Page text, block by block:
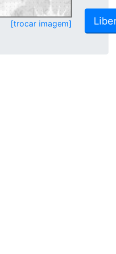
[trocar imagem]